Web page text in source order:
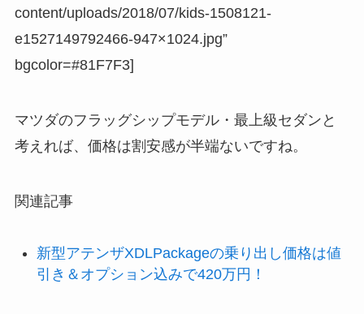
content/uploads/2018/07/kids-1508121-
e1527149792466-947×1024.jpg”
bgcolor=#81F7F3]
マツダのフラッグシップモデル・最上級セダンと
考えれば、価格は割安感が半端ないですね。
関連記事
新型アテンザXDLPackageの乗り出し価格は値
引き＆オプション込みで420万円！